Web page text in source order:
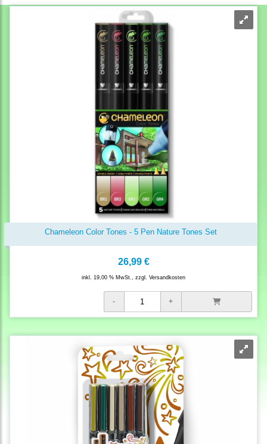
Chameleon Color Tones - 5 Pen Nature Tones Set
26,99 €
inkl. 19,00 % MwSt., zzgl. Versandkosten